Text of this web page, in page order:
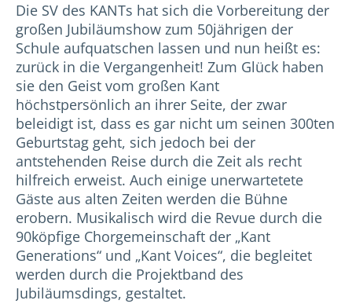
Die SV des KANTs hat sich die Vorbereitung der
großen Jubiläumshow zum 50jährigen der
Schule aufquatschen lassen und nun heißt es:
zurück in die Vergangenheit! Zum Glück haben
sie den Geist vom großen Kant
höchstpersönlich an ihrer Seite, der zwar
beleidigt ist, dass es gar nicht um seinen 300ten
Geburtstag geht, sich jedoch bei der
antstehenden Reise durch die Zeit als recht
hilfreich erweist. Auch einige unerwartetete
Gäste aus alten Zeiten werden die Bühne
erobern. Musikalisch wird die Revue durch die
90köpfige Chorgemeinschaft der „Kant
Generations“ und „Kant Voices“, die begleitet
werden durch die Projektband des
Jubiläumsdings, gestaltet.